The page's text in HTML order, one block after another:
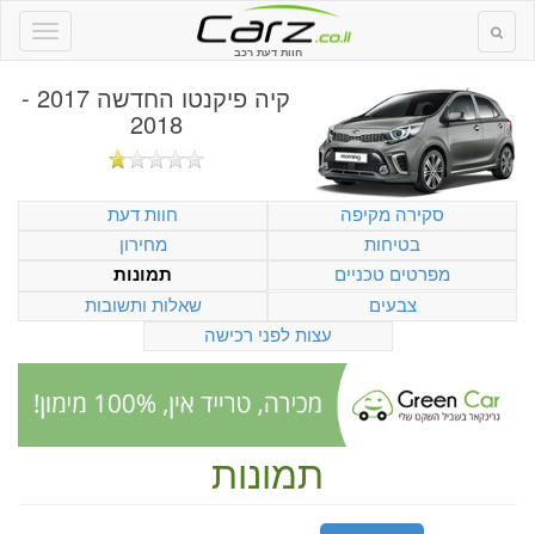
חוות דעת רכב
קיה פיקנטו החדשה 2017 -
2018
סקירה מקיפה
חוות דעת
בטיחות
מחירון
מפרטים טכניים
תמונות
צבעים
שאלות ותשובות
עצות לפני רכישה
תמונות